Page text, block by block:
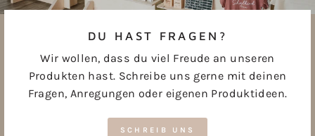
DU HAST FRAGEN?
Wir wollen, dass du viel Freude an unseren
Produkten hast. Schreibe uns gerne mit deinen
Fragen, Anregungen oder eigenen Produktideen.
SCHREIB UNS